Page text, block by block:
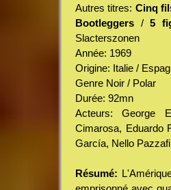
Autres titres: Cinq
Bootleggers /5
Slacterszonen
Année: 1969
Origine: Italie /
Genre Noir / Polar
Durée: 92mn
Acteurs: George
Cimarosa, Eduardo
García, Nello
Résumé: